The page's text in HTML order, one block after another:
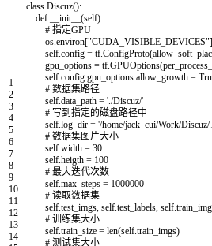
1
2
3
4
5
6
7
8
9
10
11
12
13
14
class Discuz():
def
__init__ (self):
# 指定GPU
os.environ["CUDA_VISIBLE_DEVICES"]
self.config = tf.ConfigProto(
gpu_options = tf.GPUOptions(
self.config.gpu_options.allow_growth =
# 数据集路径
self.data_path = './Discuz/'
# 写到指定的磁盘路径中
self.log_dir = '/home/jack_cui/Work/Discuz/
# 数据集图片大小
self.width = 30
self.heigth = 100
# 最大迭代次数
self.max_steps = 1000000
# 读取数据集
self.test_imgs, self.test_labels, self.
# 训练集大小
self.train_size = len(self.train_imgs)
# 测试集大小